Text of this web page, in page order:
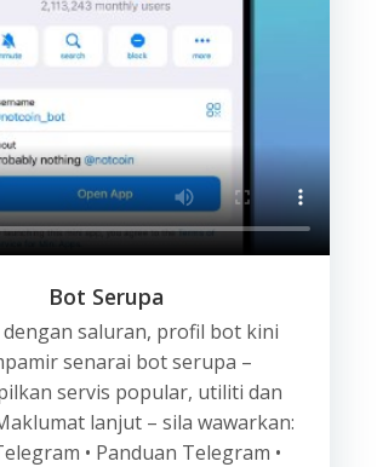
Bot Serupa
saluran, profil bot kini
senarai bot serupa –
servis popular, utiliti dan
lanjut – sila wawarkan:
• Panduan Telegram •